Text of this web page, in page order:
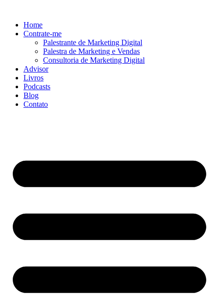
conteúdo
Home
Contrate-me
Palestrante de Marketing Digital
Palestra de Marketing e Vendas
Consultoria de Marketing Digital
Advisor
Livros
Podcasts
Blog
Contato